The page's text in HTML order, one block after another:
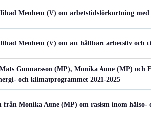
Menhem (V) om arbetstidsförkortning
Menhem (V) om att hållbart arbetsliv och
Gunnarsson (MP), Monika Aune (MP)
och klimatprogrammet 2021-2025
från Monika Aune (MP) om rasism inom hälso-